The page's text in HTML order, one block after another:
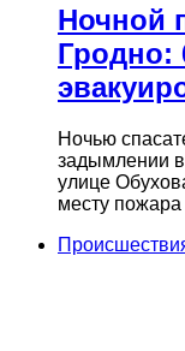
Ночной
Гродно:
Ночью
задымлении
улице
месту